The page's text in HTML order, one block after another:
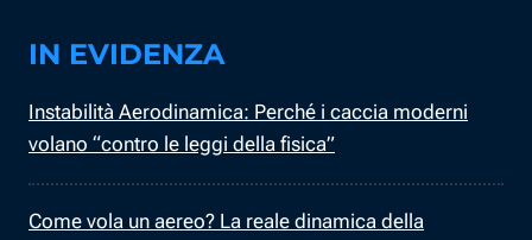
IN EVIDENZA
Instabilità Aerodinamica: Perché i caccia moderni
volano “contro le leggi della fisica”
Come vola un aereo? La reale dinamica della